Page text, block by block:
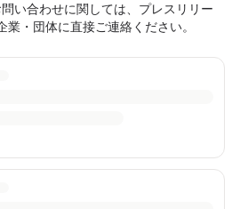
い合わせに関しては、プレスリリー
業・団体に直接ご連絡ください。